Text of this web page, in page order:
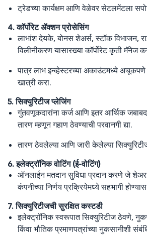
ट्रेडच्या कार्यक्षम आणि वेळेवर सेटलमेंटला
4. कॉर्पोरेट ॲक्शन प्रोसेसिंग
लाभांश देयके, बोनस शेअर्स, स्टॉक विभाजन,
विलीनीकरण यासारख्या कॉर्पोरेट कृती मॅनेज
पात्र लाभ इन्व्हेस्टरच्या अकाउंटमध्ये
खात्री करा.
5. सिक्युरिटीज प्लेजिंग
गुंतवणूकदारांना कर्ज आणि इतर आर्थिक
तारण म्हणून गहाण ठेवण्याची परवानगी द्या.
तारण ठेवलेल्या आणि जारी केलेल्या
6. इलेक्ट्रॉनिक वोटिंग (ई-वोटिंग)
ऑनलाईन मतदान सुविधा प्रदान करणे जे
कंपनीच्या निर्णय प्रक्रियेमध्ये सहभागी
7. सिक्युरिटीजची सुरक्षित कस्टडी
इलेक्ट्रॉनिक स्वरूपात सिक्युरिटीज ठेवणे,
किंवा भौतिक प्रमाणपत्रांच्या नुकसानीशी